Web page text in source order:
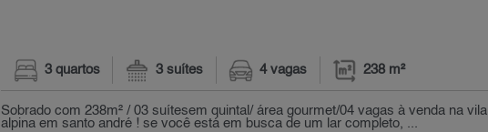
3 quartos 3 suítes 4 vagas 238 m²
Sobrado com 238m² / 03 suítesem quintal/ área gourmet/04 vagas à venda na vila
alpina em santo andré ! se você está em busca de um lar completo, ...